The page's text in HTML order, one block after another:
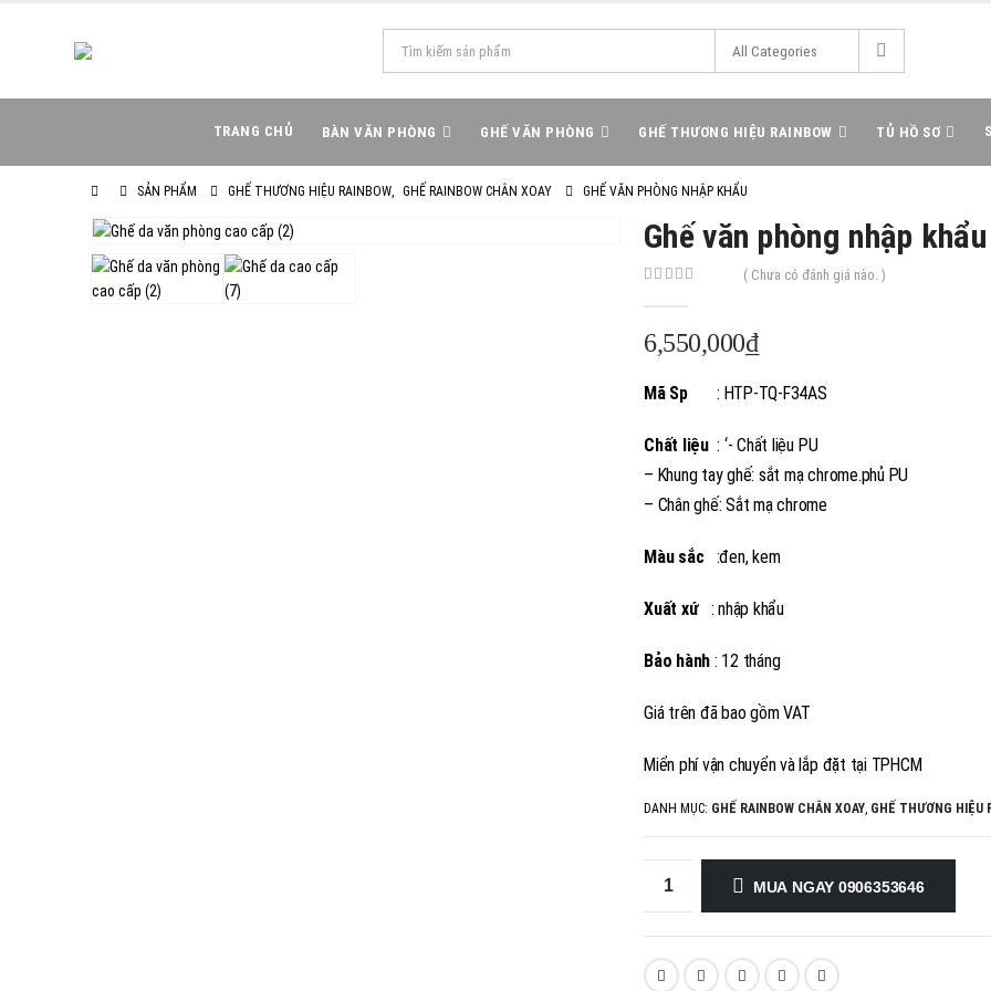
TRANG CHỦ BÀN VĂN PHÒNG GHẾ VĂN PHÒNG GHẾ THƯƠNG HIỆU RAINBOW TỦ HỒ SƠ
SẢN PHẨM GHẾ THƯƠNG HIỆU RAINBOW, GHẾ RAINBOW CHÂN XOAY GHẾ VĂN PHÒNG NHẬP KHẨU
Ghế văn phòng nhập khẩu
( Chưa có đánh giá nào. )
6,550,000₫
Mã Sp: HTP-TQ-F34AS
Chất liệu: ‘- Chất liệu PU
– Khung tay ghế: sắt mạ chrome.phủ PU
– Chân ghế: Sắt mạ chrome
Màu sắc :đen, kem
Xuất xứ: nhập khẩu
Bảo hành : 12 tháng
Giá trên đã bao gồm VAT
Miển phí vận chuyển và lắp đặt tại TPHCM
DANH MỤC: GHẾ RAINBOW CHÂN XOAY GHẾ THƯƠNG HIỆU
MUA NGAY 0906353646